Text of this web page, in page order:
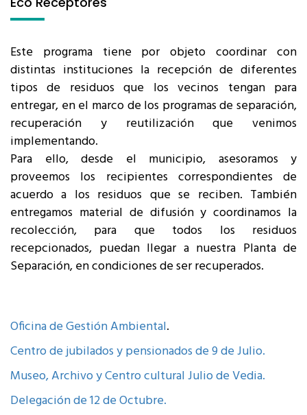
Este programa tiene por objeto coordinar con
distintas instituciones la recepción de diferentes
tipos de residuos que los vecinos tengan para
entregar, en el marco de los programas de separación,
recuperación y reutilización que venimos
implementando.
Para ello, desde el municipio, asesoramos y
proveemos los recipientes correspondientes de
acuerdo a los residuos que se reciben. También
entregamos material de difusión y coordinamos la
recolección, para que todos los residuos
recepcionados, puedan llegar a nuestra Planta de
Separación, en condiciones de ser recuperados.
Oficina de Gestión Ambiental.
Centro de jubilados y pensionados de 9 de Julio.
Museo, Archivo y Centro cultural Julio de Vedia.
Delegación de 12 de Octubre.